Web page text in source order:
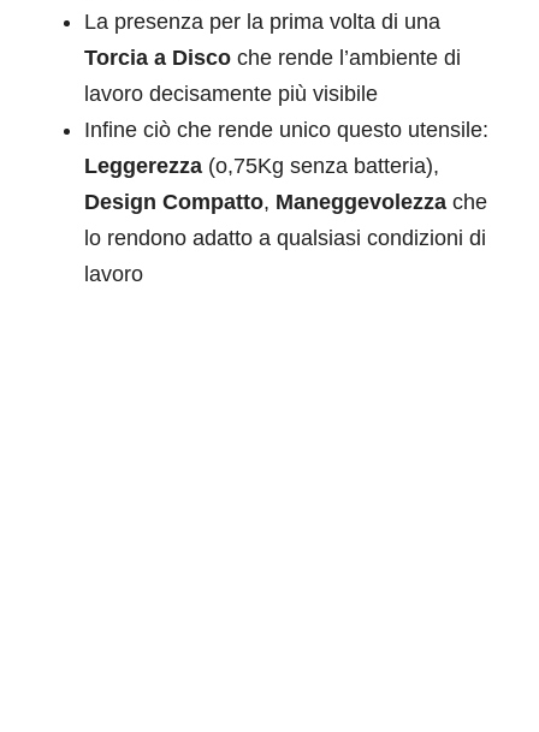
La presenza per la prima volta di una
Torcia a Discoche rende l’ambiente di
lavoro decisamente più visibile
Infine ciò che rende unico questo utensile:
Leggerezza (o,75Kg senza batteria),
Design Compatto, Maneggevolezzache
lo rendono adatto a qualsiasi condizioni di
lavoro